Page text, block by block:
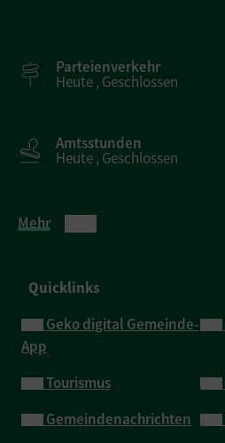
Parteienverkehr
Heute , Geschlossen
Amtsstunden
Heute , Geschlossen
Mehr
Quicklinks
Geko digital Gemeinde-
App
Tourismus
Gemeindenachrichten